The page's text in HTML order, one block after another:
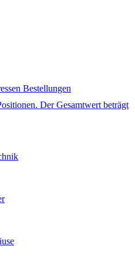
Bestellungen
Der Gesamtwert beträgt